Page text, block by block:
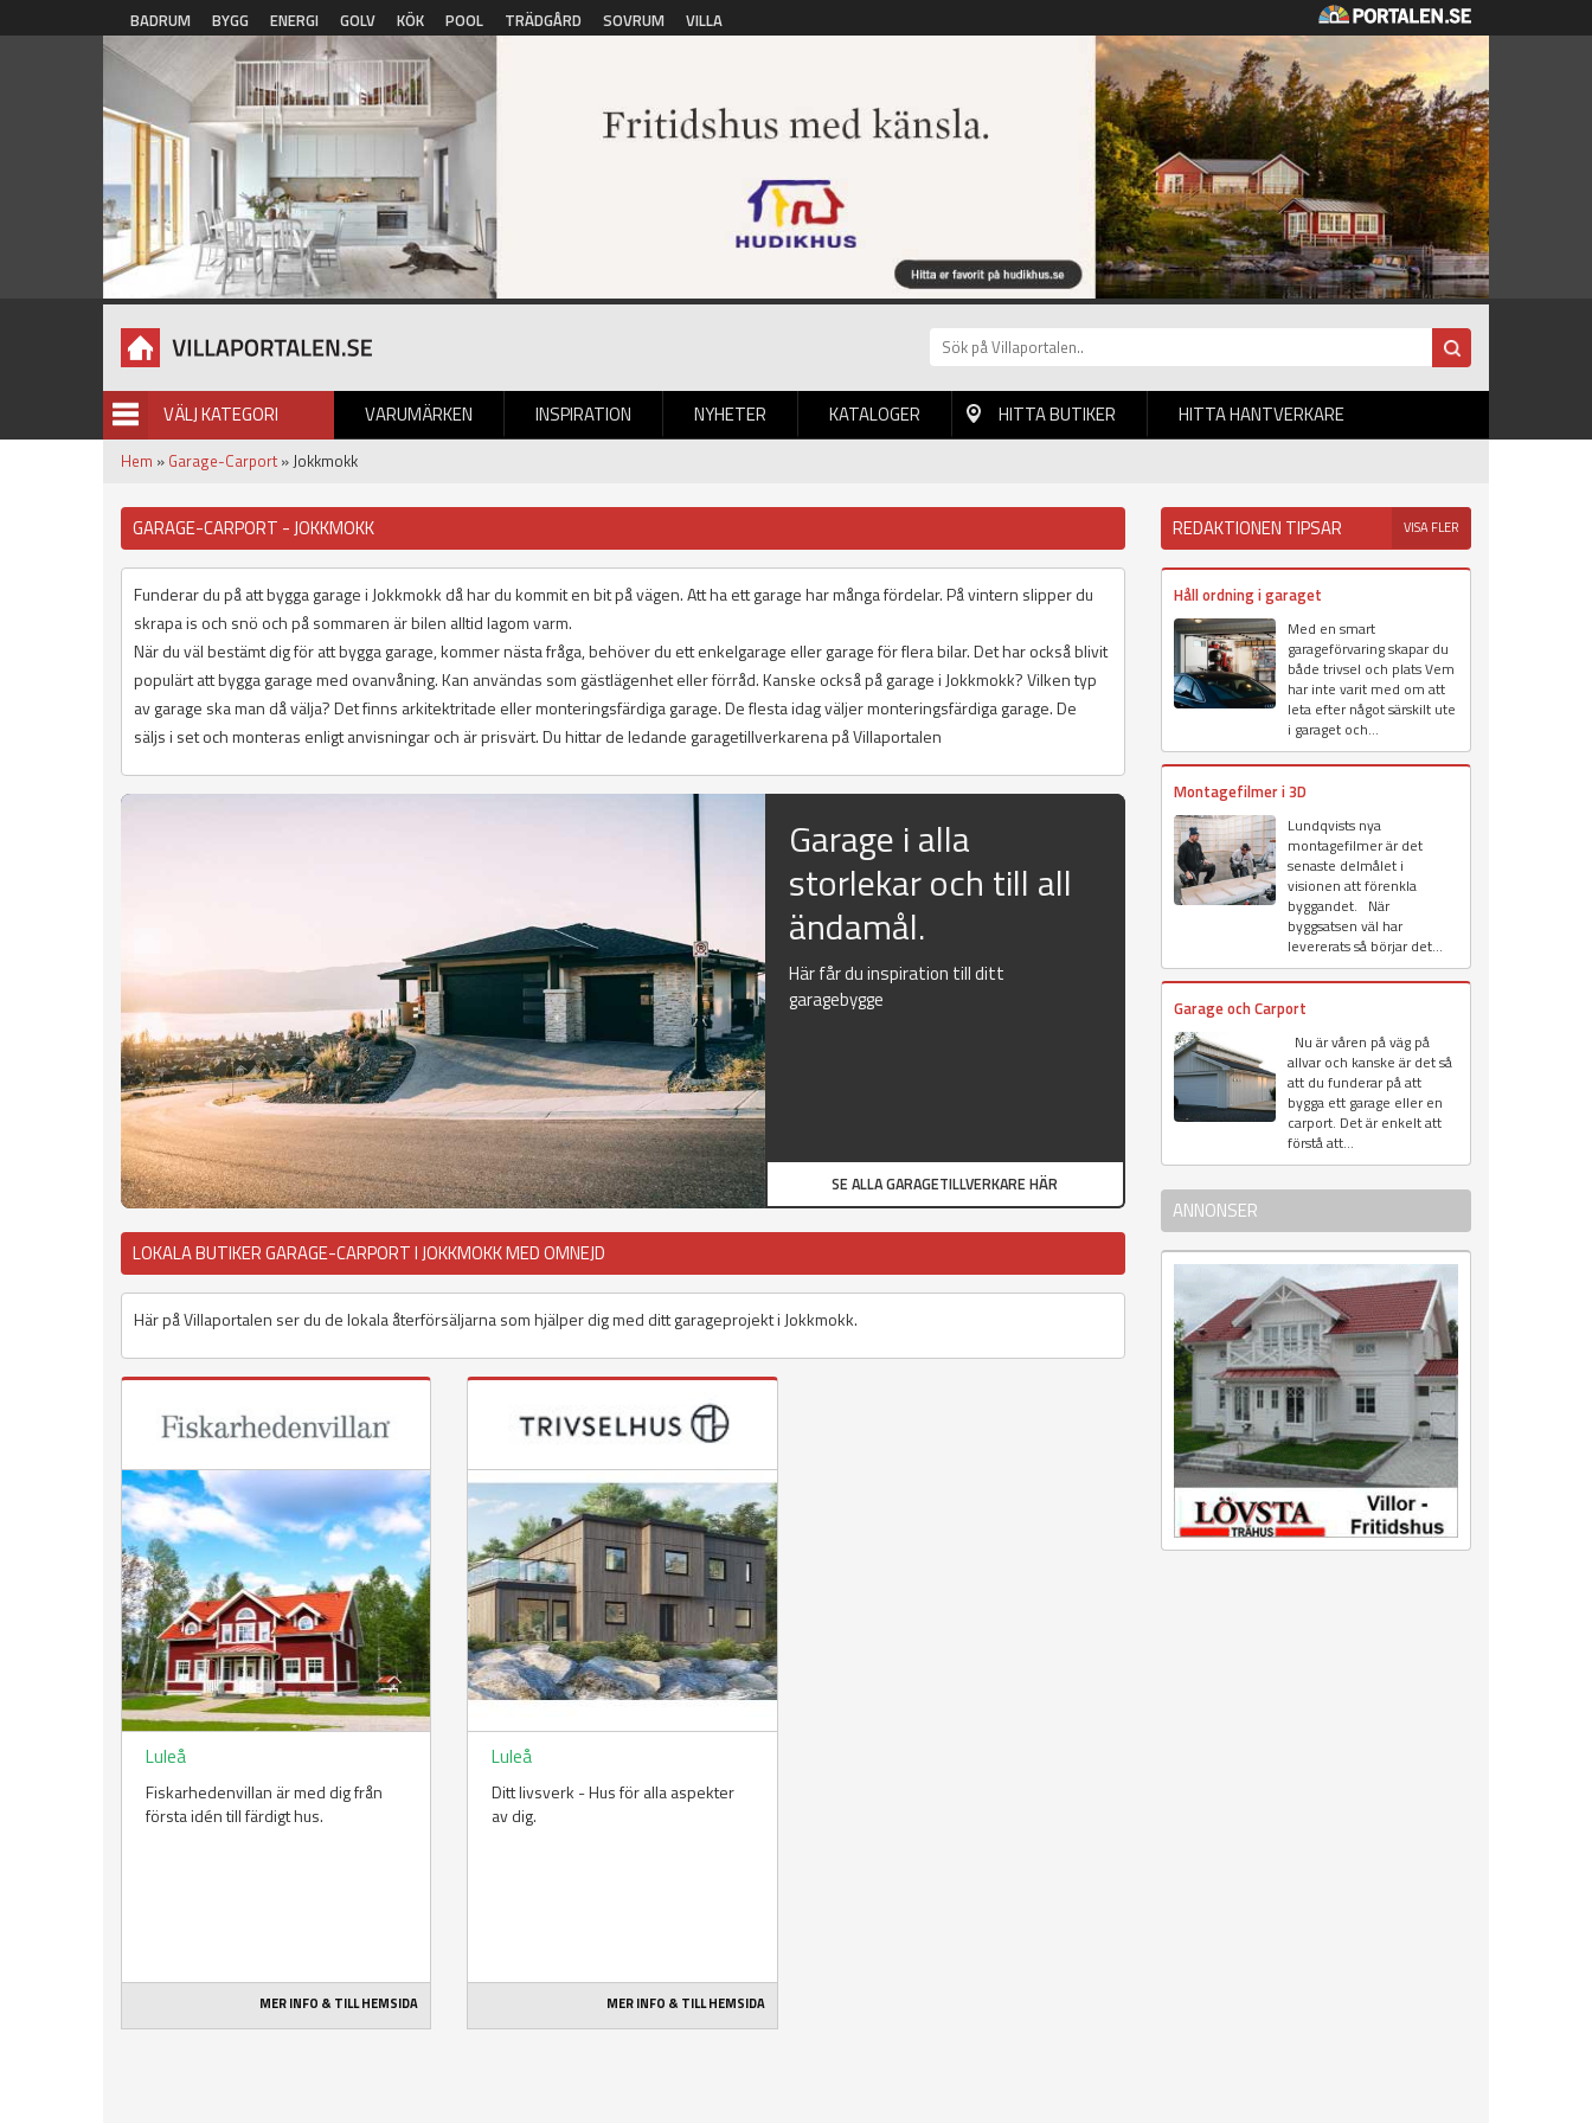
Hoppa till huvudinnehåll
BADRUM BYGG ENERGI GOLV KÖK POOL TRÄDGÅRD SOVRUM VILLA
VÄLJ KATEGORI VARUMÄRKEN INSPIRATION NYHETER
BILDGALLERI KATALOGER HITTA BUTIKER HITTA HANTVERKARE
Hem » Garage-Carport » Jokkmokk
GARAGE-CARPORT - JOKKMOKK
Funderar du på att bygga garage i Jokkmokk då har du kommit en bit på vägen. Att ha ett garage har många fördelar. På vintern slipper du
skrapa is och snö och på sommaren är bilen alltid lagom varm.
När du väl bestämt dig för att bygga garage, kommer nästa fråga, behöver du ett enkelgarage eller garage för flera bilar. Det har också blivit
populärt att bygga garage med ovanvåning. Kan användas som gästlägenhet eller förråd. Kanske också på garage i Jokkmokk? Vilken typ
av garage ska man då välja? Det finns arkitektritade eller monteringsfärdiga garage. De flesta idag väljer monteringsfärdiga garage. De
säljs i set och monteras enligt anvisningar och är prisvärt. Du hittar de ledande garagetillverkarena på Villaportalen
Garage i alla
storlekar och till all
ändamål.
Här får du inspiration till ditt
garagebygge
SE ALLA GARAGETILLVERKARE HÄR
LOKALA BUTIKER GARAGE-CARPORT I JOKKMOKK MED OMNEJD
Här på Villaportalen ser du de lokala återförsäljarna som hjälper dig med ditt garageprojekt i Jokkmokk.
Luleå
Fiskarhedenvillan är med dig från
första idén till färdigt hus.
MER INFO & TILL HEMSIDA
Luleå
Ditt livsverk - Hus för alla aspekter
av dig.
MER INFO & TILL HEMSIDA
REDAKTIONEN TIPSAR VISA FLER
Håll ordning i garaget
Med en smart
garageförvaring skapar du
både trivsel och plats Vem
har inte varit med om att
leta efter något särskilt ute
i garaget och...
Montagefilmer i 3D
Lundqvists nya
montagefilmer är det
senaste delmålet i
visionen att förenkla
byggandet. När
byggsatsen väl har
levererats så börjar det...
Garage och Carport
Nu är våren på väg på
allvar och kanske är det så
att du funderar på att
bygga ett garage eller en
carport. Det är enkelt att
förstå att...
ANNONSER